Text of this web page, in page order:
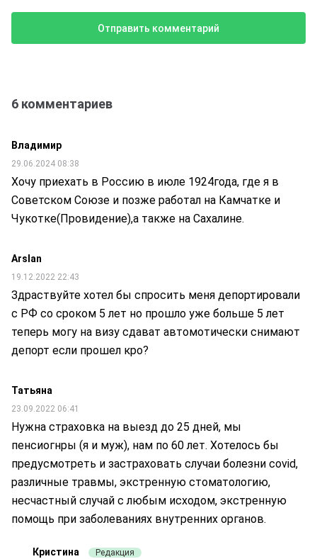
6 комментариев
Владимир
29.06.2024 08:38
Хочу приехать в Россию в июле 1924года, где я в
Советском Союзе и позже работал на Камчатке и
Чукотке(Провидение),a также на Сахалине.
Arslan
19.12.2022 22:43
Здраствуйте хотел бы спросить меня депортировали
с РФ со сроком 5 лет но прошло уже больше 5 лет
теперь могу на визу сдават автомотически снимают
депорт если прошел кро?
Татьяна
23.09.2022 06:41
Нужна страховка на выезд до 25 дней, мы
пенсиогнры (я и муж), нам по 60 лет. Хотелось бы
предусмотреть и застраховать случаи болезни covid,
различные травмы, экстренную стоматологию,
несчастный случай с любым исходом, экстренную
помощь при заболеваниях внутренних органов.
Кристина
Редакция